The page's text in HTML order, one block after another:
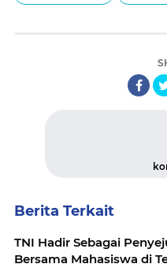
Berita Terkait
TNI Hadir Sebagai
Bersama Mahasiswa di